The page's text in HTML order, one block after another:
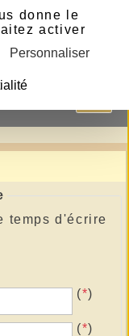
temps d'écrire
(*)
(*)
donne le
activer
Personnaliser